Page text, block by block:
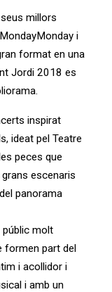
millors
i
format en una
Jordi 2018 es
inspirat
ideat pel Teatre
peces que
escenaris
panorama
públic molt
formen part del
i acollidor i
i amb un